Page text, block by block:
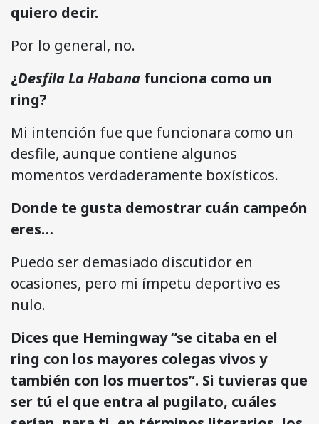
quiero decir.
Por lo general, no.
¿Desfila La Habana funciona como un
ring?
Mi intención fue que funcionara como un
desfile, aunque contiene algunos
momentos verdaderamente boxísticos.
Donde te gusta demostrar cuán campeón
eres…
Puedo ser demasiado discutidor en
ocasiones, pero mi ímpetu deportivo es
nulo.
Dices que Hemingway “se citaba en el
ring con los mayores colegas vivos y
también con los muertos”. Si tuvieras que
ser tú el que entra al pugilato, cuáles